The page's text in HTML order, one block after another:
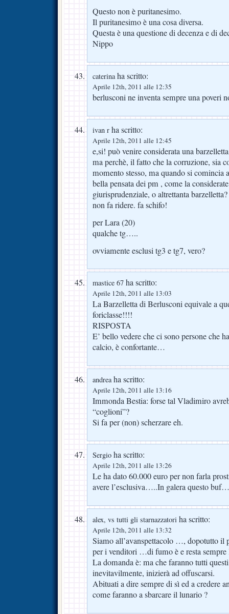
Questo non è puritanesimo.
Il puritanesimo è una cosa diversa.
Questa è una questione di decenza e di
Nippo
caterinaha scritto:
Aprile 12th, 2011 alle 12:35
berlusconi ne inventa sempre una poveri
ivan r ha scritto:
Aprile 12th, 2011 alle 12:45
e,si! può venire considerata una
ma perchè, il fatto che la corruzione, sia
momento stesso, ma quando si comincia
bella pensata dei pm , come la
giurisprudenziale, o altrettanta
non fa ridere. fa schifo!
per Lara (20)
qualche tg…..
ovviamente esclusi tg3 e tg7, vero?
mastice 67 ha scritto:
Aprile 12th, 2011 alle 13:03
La Barzelletta di Berlusconi equivale a
foriclasse!!!!
RISPOSTA
E’ bello vedere che ci sono persone che
calcio, è confortante…
andreaha scritto:
Aprile 12th, 2011 alle 13:16
Immonda Bestia: forse tal Vladimiro
“coglioni”?
Si fa per (non) scherzare eh.
Sergio ha scritto:
Aprile 12th, 2011 alle 13:26
Le ha dato 60.000 euro per non farla
avere l’esclusiva…..In galera questo buf…
alex, vs tutti gli starnazzatori ha scritto:
Aprile 12th, 2011 alle 13:32
Siamo all’avanspettacolo …, dopotutto il
per i venditori …di fumo è e resta sempre
La domanda è: ma che faranno tutti
inevitavilmente, inizierà ad offuscarsi.
Abituati a dire sempre di sì ed a credere
come faranno a sbarcare il lunario ?